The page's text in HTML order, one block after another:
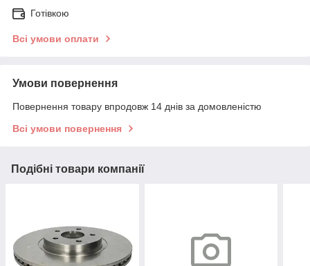
Готівкою
Всі умови оплати
Умови повернення
Повернення товару впродовж 14 днів за домовленістю
Всі умови повернення
Подібні товари компанії